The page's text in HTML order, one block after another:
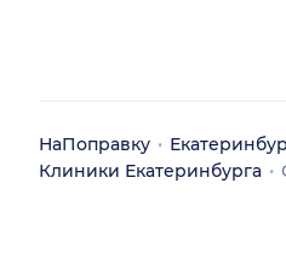
НаПоправку
Клиники Екатеринбурга